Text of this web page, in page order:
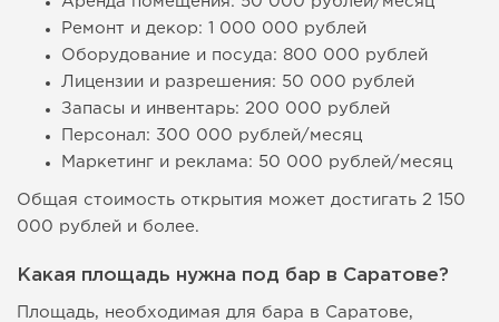
Ремонт и декор: 1 000 000 рублей
Оборудование и посуда: 800 000 рублей
Лицензии и разрешения: 50 000 рублей
Запасы и инвентарь: 200 000 рублей
Персонал: 300 000 рублей/месяц
Маркетинг и реклама: 50 000 рублей/месяц
Общая стоимость открытия может достигать 2 150
000 рублей и более.
Какая площадь нужна под бар в Саратове?
Площадь, необходимая для бара в Саратове,